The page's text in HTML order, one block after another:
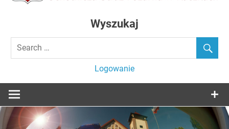
OSP Raczki
Wyszukaj
Logowanie